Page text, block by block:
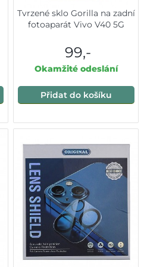
Tvrzené sklo Gorilla na zadní
fotoaparát Vivo V40 5G
99,-
Okamžité odeslání
Přidat do košíku